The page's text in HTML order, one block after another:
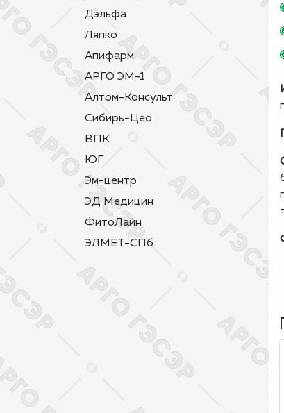
Дэльфа
Ляпко
Апифарм
АРГО ЭМ-1
Алтом-Консульт
Сибирь-Цео
ВПК
ЮГ
Эм-центр
ЭД Медицин
ФитоЛайн
ЭЛМЕТ-СПб